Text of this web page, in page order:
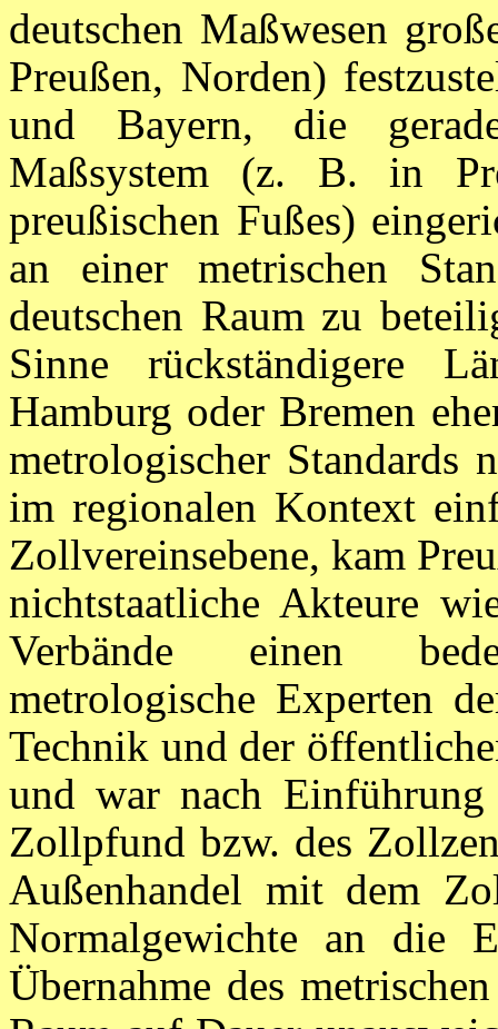
deutschen Maßwesen
Preußen, Norden)
und Bayern, die
Maßsystem (z. B. in
preußischen Fußes)
an einer metrischen
deutschen Raum zu
Sinne rückständigere
Hamburg oder Bremen
metrologischer Standards
im regionalen Kontext
Zollvereinsebene, kam
nichtstaatliche Akteure
Verbände einen
metrologische Experten
Technik und der
und war nach
Zollpfund bzw. des
Außenhandel mit dem
Normalgewichte an die
Übernahme des